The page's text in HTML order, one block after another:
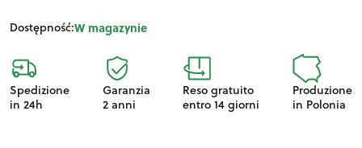
i
r
a
Dostępność:W magazynie
Spedizione
in 24h
Garanzia
2 anni
Reso gratuito
entro 14 giorni
Produzione
in Polonia